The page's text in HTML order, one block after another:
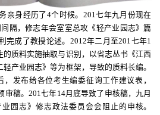
亲身经历了4个时候。201七年九月份现在
隔，修志年会室室总攻《轻产业园志》篇
完成了教授论述。2012年二月至201七年1
质料实施抽取与识别，以省志丛书《江西
产业园志》等为框架，导致的质料长编。
发布给各位考生编委征询工作建议表，
审稿。201七年14月底导致了申核稿，九月
园志》修志政法委员会会阻止的申核。